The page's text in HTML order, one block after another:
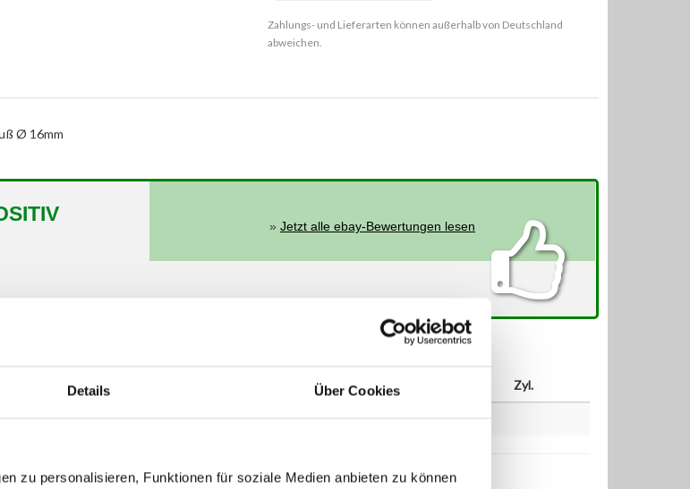
Details Über Cookies
zu personalisieren, Funktionen für soziale Medien anbieten zu können
Zahlungs- und Lieferarten können außerhalb von Deutschland
abweichen.
Ø 16mm
»Jetzt alle ebay-Bewertungen lesen
PS Zyl.
(Chat, Telefon oder E-Mail).